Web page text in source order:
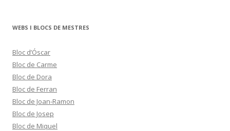
WEBS I BLOCS DE MESTRES
Bloc d’Óscar
Bloc de Carme
Bloc de Dora
Bloc de Ferran
Bloc de Joan-Ramon
Bloc de Josep
Bloc de Miquel